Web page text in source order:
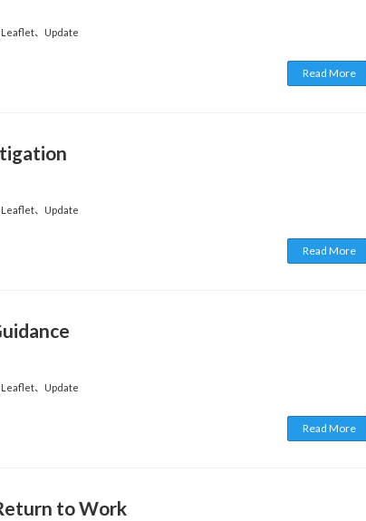
Leaflet、 Update
Read More
Leaflet、 Update
Read More
Leaflet、 Update
Read More
to Work